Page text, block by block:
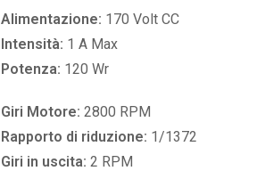
Alimentazione: 170 Volt CC
Intensità: 1 A Max
Potenza: 120 Wr
Giri Motore: 2800 RPM
Rapporto di riduzione: 1/1372
Giri in uscita: 2 RPM